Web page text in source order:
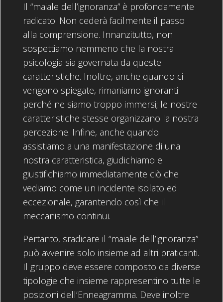
Il “maiale dell’ignoranza” è profondamente
radicato. Non cederà facilmente il passo
alla comprensione. Innanzitutto, non
sospettiamo nemmeno che la nostra
psicologia sia governata da queste
caratteristiche. Inoltre, anche quando ci
vengono spiegate, rimaniamo ignoranti
perché ne siamo troppo immersi; le nostre
caratteristiche stesse organizzano la nostra
percezione. Infine, anche quando
assistiamo a una manifestazione di una
nostra caratteristica, giudichiamo e
giustifichiamo immediatamente ciò che
vediamo come un incidente isolato ed
eccezionale, garantendo così che il
meccanismo continui.
Pertanto, sradicare il “maiale dell’ignoranza”
può avvenire solo insieme ad altri praticanti.
Il gruppo deve essere composto da diverse
tipologie che insieme rappresentino tutte le
posizioni dell’Enneagramma. Deve inoltre